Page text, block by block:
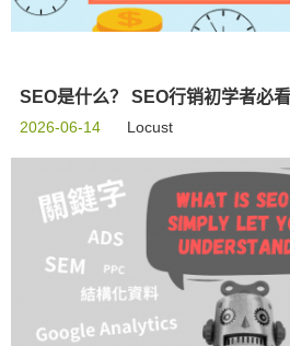
SEO是什么？ SEO行销初学者必
2026-06-14 Locust